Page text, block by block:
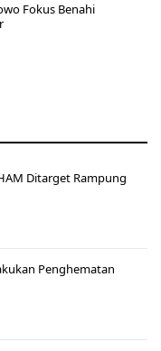
Fokus Benahi
Ditarget Rampung
Penghematan